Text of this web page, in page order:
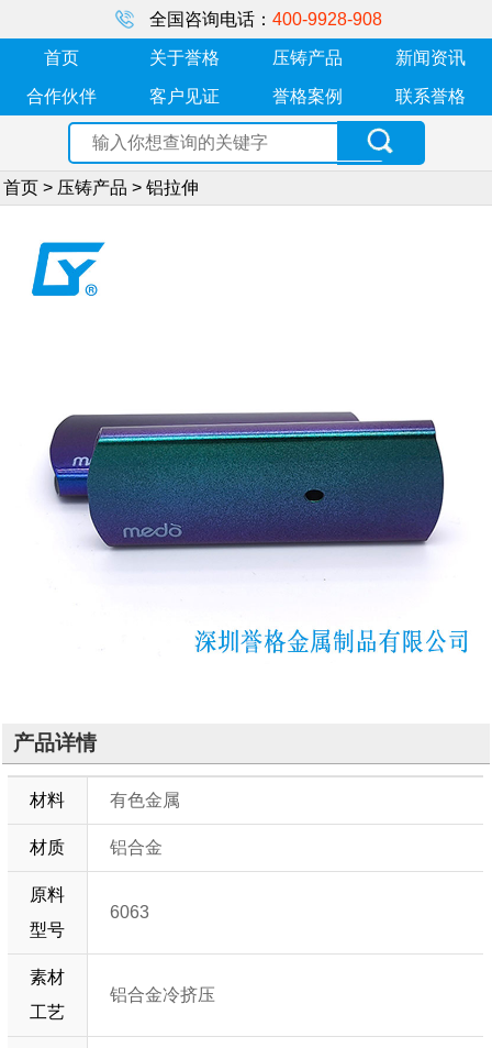
全国咨询电话： 400-9928-908
首页 关于誉格 压铸产品 新闻资讯
合作伙伴 客户见证 誉格案例 联系誉格
首页 > 压铸产品 > 铝拉伸
产品详情
材料 有色金属
材质 铝合金
原料
型号
6063
素材
工艺
铝合金冷挤压